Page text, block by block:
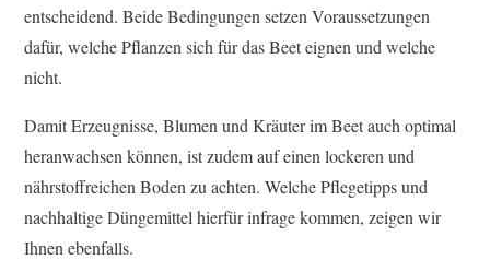
entscheidend. Beide Bedingungen setzen Voraussetzungen
dafür, welche Pflanzen sich für das Beet eignen und welche
nicht.
Damit Erzeugnisse, Blumen und Kräuter im Beet auch optimal
heranwachsen können, ist zudem auf einen lockeren und
nährstoffreichen Boden zu achten. Welche Pflegetipps und
nachhaltige Düngemittel hierfür infrage kommen, zeigen wir
Ihnen ebenfalls.